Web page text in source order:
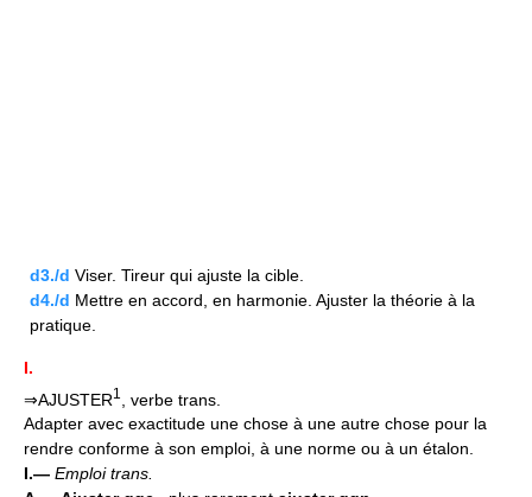
d3./d Viser. Tireur qui ajuste la cible.
d4./d Mettre en accord, en harmonie. Ajuster la théorie à la
pratique.
I.
⇒AJUSTER1
, verbe trans.
Adapter avec exactitude une chose à une autre chose pour la
rendre conforme à son emploi, à une norme ou à un étalon.
I.— Emploi trans.